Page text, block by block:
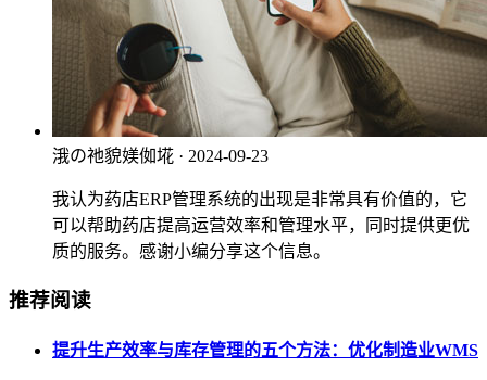
涐の祂貌媄侞埖 · 2024-09-23
我认为药店ERP管理系统的出现是非常具有价值的，它
可以帮助药店提高运营效率和管理水平，同时提供更优
质的服务。感谢小编分享这个信息。
推荐阅读
提升生产效率与库存管理的五个方法：优化制造业WMS